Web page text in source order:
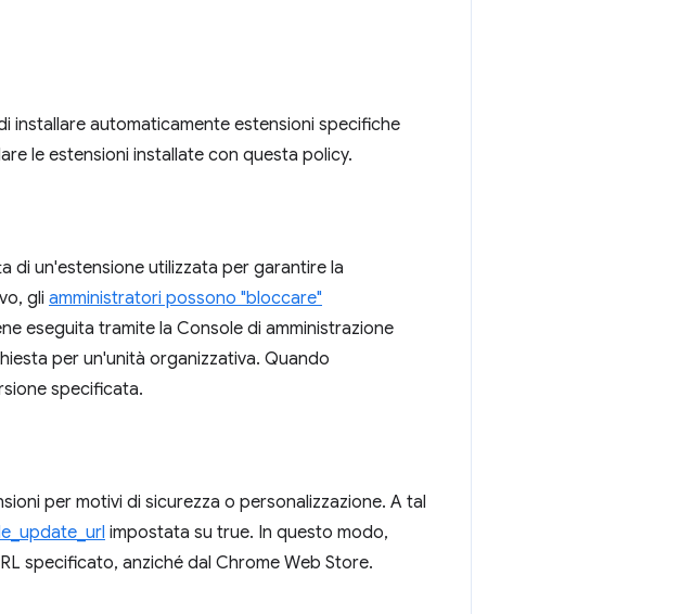
installare automaticamente estensioni specifiche
le estensioni installate con questa policy.
di un'estensione utilizzata per garantire la
gli amministratori possono "bloccare"
eseguita tramite la Console di amministrazione
per un'unità organizzativa. Quando
specificata.
per motivi di sicurezza o personalizzazione. A tal
impostata su true. In questo modo,
specificato, anziché dal Chrome Web Store.